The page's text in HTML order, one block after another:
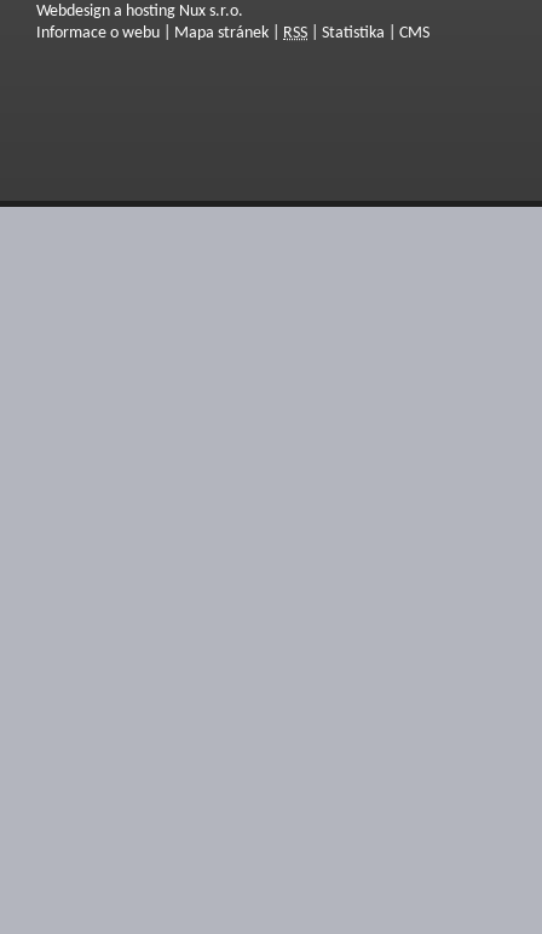
Webdesign a hosting Nux s.r.o.
Informace o webu
Mapa stránek RSS Statistika CMS